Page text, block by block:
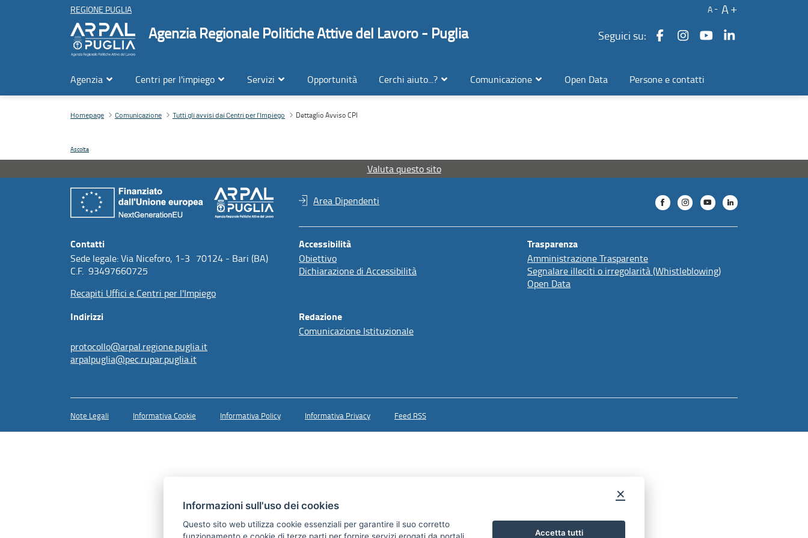
REGIONE PUGLIA A A
Agenzia Regionale Politiche Attive del Lavoro - Puglia Seguici su:
Agenzia Centri per l'impiego Servizi Opportunità Cerchi aiuto...? Comunicazione Open Data Persone e contatti
Dettaglio Avviso CPI
Contenuto principale
Homepage Comunicazione Tutti gli avvisi dai Centri per l'Impiego Dettaglio Avviso CPI
Ascolta
Valuta questo sito
Area Dipendenti
Contatti
Sede legale: Via Niceforo, 1-3 70124 - Bari (BA)
C.F. 93497660725
Recapiti Uffici e Centri per l'Impiego
Accessibilità
Obiettivo
Dichiarazione di Accessibilità
Trasparenza
Amministrazione Trasparente
Segnalare illeciti o irregolarità (Whistleblowing)
Open Data
Indirizzi
protocollo@arpal.regione.puglia.it
arpalpuglia@pec.rupar.puglia.it
Redazione
Comunicazione Istituzionale
Note Legali Informativa Cookie Informativa Policy Informativa Privacy Feed RSS
×
Informazioni sull'uso dei cookies
Questo sito web utilizza cookie essenziali per garantire il suo corretto
Accetta tutti